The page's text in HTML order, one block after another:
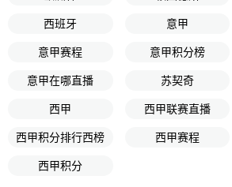
西班牙 意甲
意甲赛程 意甲积分榜
意甲在哪直播 苏契奇
西甲 西甲联赛直播
西甲积分排行西榜 西甲赛程
西甲积分